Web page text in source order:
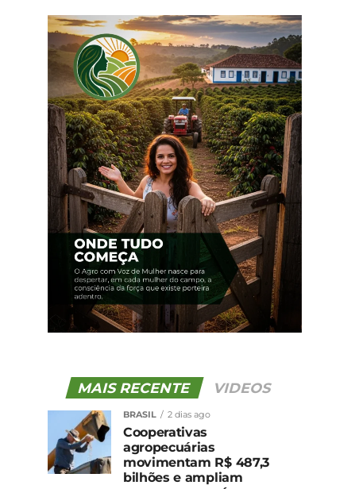
MAIS RECENTE VIDEOS
BRASIL 2 dias ago
Cooperativas
agropecuárias
movimentam R$ 487,3
bilhões e ampliam